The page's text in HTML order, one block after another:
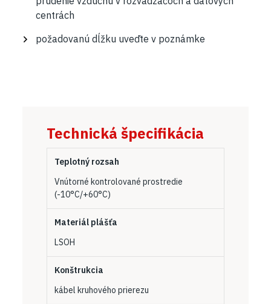
centrách
požadovanú dĺžku uveďte v poznámke
Technická špecifikácia
Teplotný rozsah
Vnútorné kontrolované prostredie
(-10°C/+60°C)
Materiál plášťa
LSOH
Konštrukcia
kábel kruhového prierezu